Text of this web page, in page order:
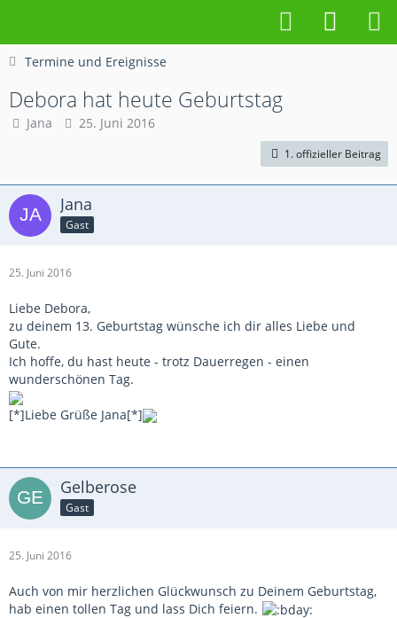
Termine und Ereignisse
Debora hat heute Geburtstag
Jana 25. Juni 2016
1. offizieller Beitrag
Jana
Gast
25. Juni 2016
Liebe Debora,
zu deinem 13. Geburtstag wünsche ich dir alles Liebe und
Gute.
Ich hoffe, du hast heute - trotz Dauerregen - einen
wunderschönen Tag.
[*]Liebe Grüße Jana[*]
Gelberose
Gast
25. Juni 2016
Auch von mir herzlichen Glückwunsch zu Deinem Geburtstag,
hab einen tollen Tag und lass Dich feiern.